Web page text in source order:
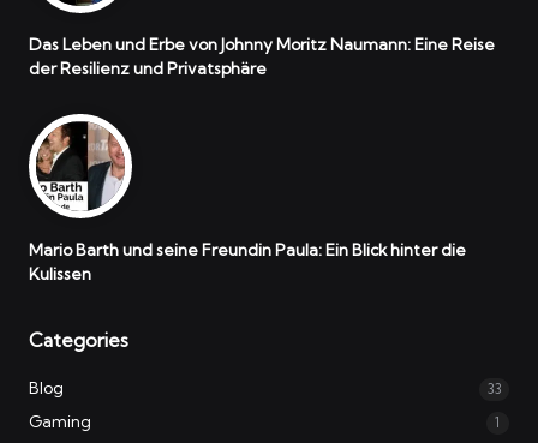
Das Leben und Erbe von Johnny Moritz Naumann: Eine Reise
der Resilienz und Privatsphäre
Mario Barth und seine Freundin Paula: Ein Blick hinter die
Kulissen
Categories
Blog 33
Gaming 1